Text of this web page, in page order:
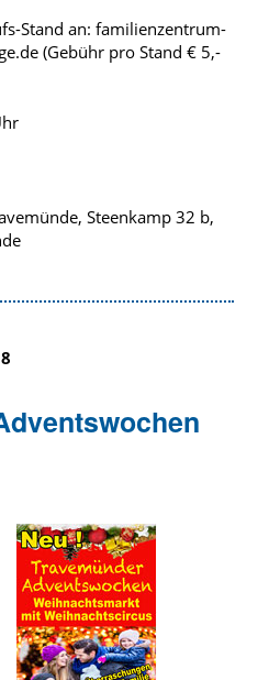
Stand an: familienzentrum-
(Gebühr pro Stand € 5,-
Steenkamp 32 b,